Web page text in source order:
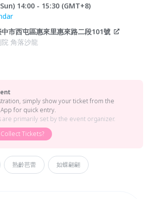
14:00 - 15:30 (GMT+8)
市西屯區惠來里惠來路二段101號
角落沙龍
simply show your ticket from the
App for quick entry.
are primarily set by the event organizer.
Tickets?
熟齡芭蕾 如蝶翩翩